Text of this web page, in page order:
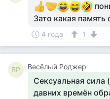
Зато какая память
4 года 1
ВР Весёлый Роджер
Сексуальная сила
давних времён